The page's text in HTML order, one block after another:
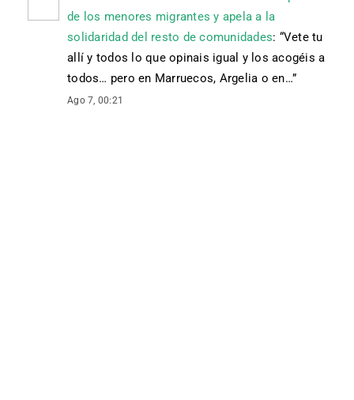
de los menores migrantes y apela a la
solidaridad del resto de comunidades: “Vete tu
allí y todos lo que opinais igual y los acogéis a
todos… pero en Marruecos, Argelia o en…”
Ago 7, 00:21